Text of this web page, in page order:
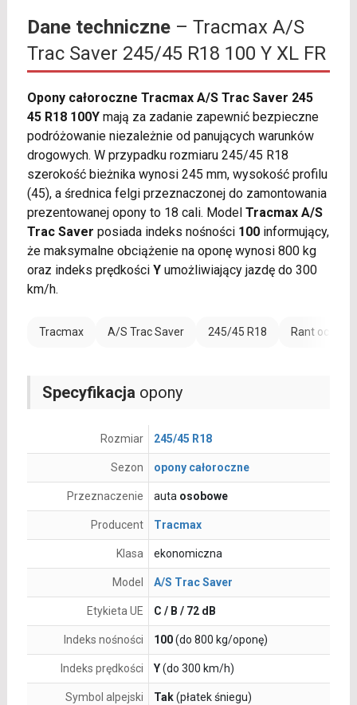
Dane techniczne– Tracmax A/S
Trac Saver 245/45 R18 100 Y XL FR
Opony całoroczne Tracmax A/S Trac Saver 245
45 R18 100Ymają za zadanie zapewnić bezpieczne
podróżowanie niezależnie od panujących warunków
drogowych. W przypadku rozmiaru 245/45 R18
szerokość bieżnika wynosi 245 mm, wysokość profilu
(45), a średnica felgi przeznaczonej do zamontowania
prezentowanej opony to 18 cali. Model Tracmax A/S
Trac Saver posiada indeks nośności 100informujący,
że maksymalne obciążenie na oponę wynosi 800 kg
oraz indeks prędkości Yumożliwiający jazdę do 300
km/h.
Tracmax A/S Trac Saver 245/45 R18 Rant
Specyfikacja opony
Rozmiar 245/45 R18
Sezon opony całoroczne
Przeznaczenie auta osobowe
Producent Tracmax
Klasa ekonomiczna
Model A/S Trac Saver
Etykieta UE C / B / 72 dB
Indeks nośności 100(do 800 kg/oponę)
Indeks prędkości Y(do 300 km/h)
Symbol alpejski Tak(płatek śniegu)